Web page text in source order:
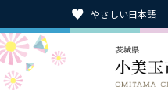
やさしい日本語